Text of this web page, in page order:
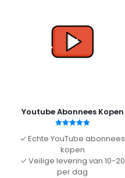
Youtube Abonnees Kopen
5.00
✓ Echte YouTube abonnees
kopen
✓ Veilige levering van 10-20
per dag